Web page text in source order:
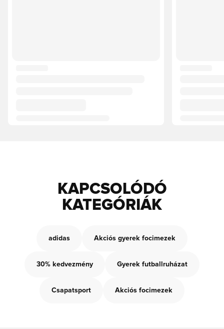
KAPCSOLÓDÓ
KATEGÓRIÁK
adidas Akciós gyerek focimezek
30% kedvezmény Gyerek futballruházat
Csapatsport Akciós focimezek